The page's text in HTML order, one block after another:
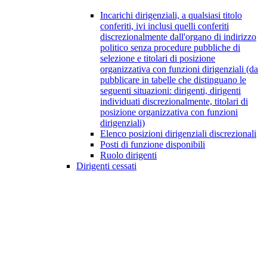
Incarichi dirigenziali, a qualsiasi titolo
conferiti, ivi inclusi quelli conferiti
discrezionalmente dall'organo di indirizzo
politico senza procedure pubbliche di
selezione e titolari di posizione
organizzativa con funzioni dirigenziali (da
pubblicare in tabelle che distinguano le
seguenti situazioni: dirigenti, dirigenti
individuati discrezionalmente, titolari di
posizione organizzativa con funzioni
dirigenziali)
Elenco posizioni dirigenziali discrezionali
Posti di funzione disponibili
Ruolo dirigenti
Dirigenti cessati